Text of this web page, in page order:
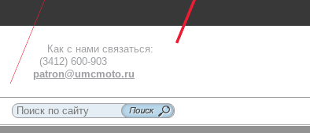
Как с нами связаться:
(3412) 600-903
patron@umcmoto.ru